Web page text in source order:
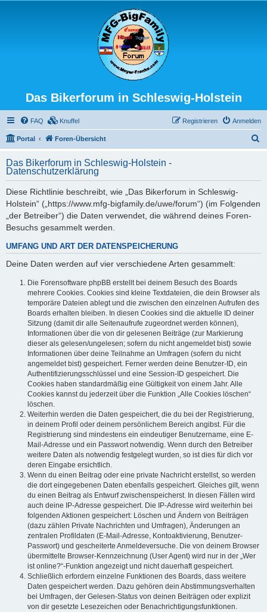
Das Bikerforum in Schleswig-Holstein
FAQ Knuffel Anmelden
Registrieren
Portal Foren-Übersicht
h
Das Bikerforum in Schleswig-Holstein -
Datenschutzerklärung
Diese Richtlinie beschreibt, wie „Das Bikerforum in Schleswig-
Holstein“ („https://www.mfg-bigfamily.de/uwe/forum“) (im Folgenden
„der Betreiber“) die Daten verwendet, die während deines Foren-
Besuchs gesammelt werden.
UMFANG UND ART DER DATENSPEICHERUNG
Deine Daten werden auf vier verschiedene Arten gesammelt:
Die Forensoftware phpBB erstellt bei deinem Besuch des Boards
mehrere Cookies. Cookies sind kleine Textdateien, die dein Browser als
temporäre Dateien ablegt und die zwischen den einzelnen Aufrufen des
Boards erhalten bleiben. In diesen Cookies sind die aktuelle ID deiner
Sitzung (damit dir alle Seitenaufrufe zugeordnet werden können),
Informationen über die von dir gelesenen Beiträge (zur Markierung
dieser als gelesen/ungelesen; sofern du nicht angemeldet bist) sowie
Informationen über deine Teilnahme an Umfragen (sofern du nicht
angemeldet bist) gespeichert. Ferner werden deine Benutzer-ID, ein
Authentifizierungsschlüssel und eine Session-ID gespeichert. Die
Cookies haben standardmäßig eine Gültigkeit von einem Jahr. Alle
Cookies kannst du jederzeit über die Funktion „Alle Cookies löschen“
löschen.
Weiterhin werden die Daten gespeichert, die du bei der Registrierung,
in deinem Profil oder deinem persönlichem Bereich angibst. Für die
Registrierung sind mindestens ein eindeutiger Benutzername, eine E-
Mail-Adresse und ein Passwort notwendig. Wenn durch den Betreiber
weitere Daten als notwendig festgelegt wurden, so ist dies für dich vor
deren Eingabe ersichtlich.
Wenn du einen Beitrag oder eine private Nachricht erstellst, so werden
die dort eingegebenen Daten ebenfalls gespeichert. Gleiches gilt, wenn
du einen Beitrag als Entwurf zwischenspeicherst. In diesen Fällen wird
auch deine IP-Adresse gespeichert. Die IP-Adresse wird weiterhin bei
folgenden Aktionen gespeichert: Löschen und Ändern von Beiträgen
(dazu zählen Private Nachrichten und Umfragen), Änderungen an
zentralen Profildaten (E-Mail-Adresse, Kontoaktivierung, Benutzer-
Passwort) und gescheiterte Anmeldeversuche. Die von deinem Browser
übermittelte Browser-Kennzeichnung (User Agent) wird nur in der „Wer
ist online?“-Funktion angezeigt und nicht dauerhaft gespeichert.
Schließlich erfordern einzelne Funktionen des Boards, dass weitere
Daten gespeichert werden. Dazu gehören dein Abstimmungsverhalten
bei Umfragen, der Gelesen-Status von deinen Beiträgen oder explizit
von dir gesetzte Lesezeichen oder Benachrichtigungsfunktionen.